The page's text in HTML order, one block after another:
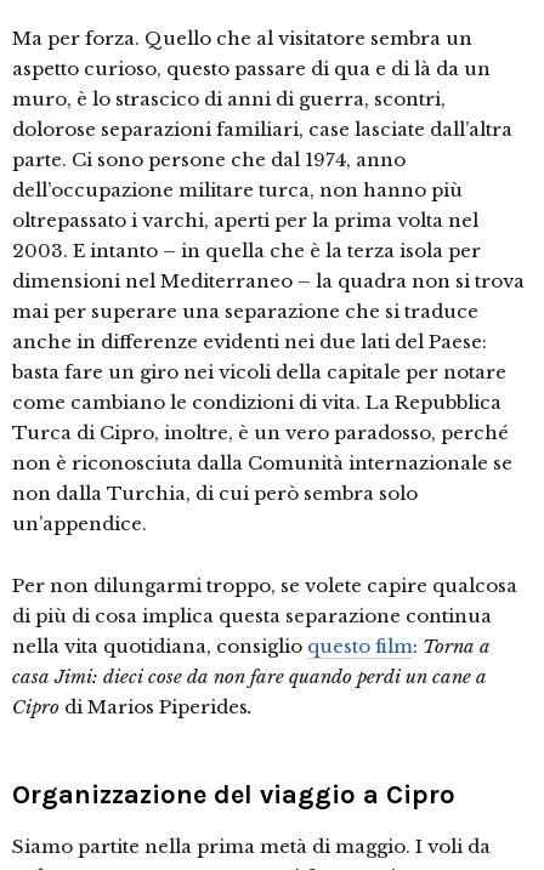
Ma per forza. Quello che al visitatore sembra un
aspetto curioso, questo passare di qua e di là da un
muro, è lo strascico di anni di guerra, scontri,
dolorose separazioni familiari, case lasciate dall’altra
parte. Ci sono persone che dal 1974, anno
dell’occupazione militare turca, non hanno più
oltrepassato i varchi, aperti per la prima volta nel
2003. E intanto – in quella che è la terza isola per
dimensioni nel Mediterraneo – la quadra non si trova
mai per superare una separazione che si traduce
anche in differenze evidenti nei due lati del Paese:
basta fare un giro nei vicoli della capitale per notare
come cambiano le condizioni di vita. La Repubblica
Turca di Cipro, inoltre, è un vero paradosso, perché
non è riconosciuta dalla Comunità internazionale se
non dalla Turchia, di cui però sembra solo
un’appendice.
Per non dilungarmi troppo, se volete capire qualcosa
di più di cosa implica questa separazione continua
nella vita quotidiana, consiglio questo film: Torna a
casa Jimi: dieci cose da non fare quando perdi un cane a
Cipro di Marios Piperides.
Organizzazione del viaggio a Cipro
Siamo partite nella prima metà di maggio. I voli da